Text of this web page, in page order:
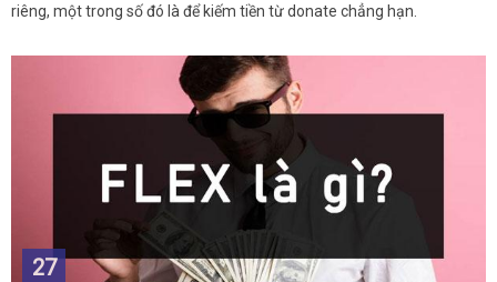
riêng, một trong số đó là để kiếm tiền từ donate chẳng hạn.
27